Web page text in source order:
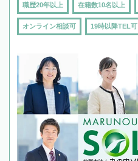
職歴20年以上 在籍数10名以上
オンライン相談可 19時以降TEL可